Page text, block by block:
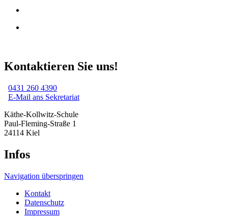
Kontaktieren Sie uns!
0431 260 4390
E-Mail ans Sekretariat
Käthe-Kollwitz-Schule
Paul-Fleming-Straße 1
24114 Kiel
Infos
Navigation überspringen
Kontakt
Datenschutz
Impressum